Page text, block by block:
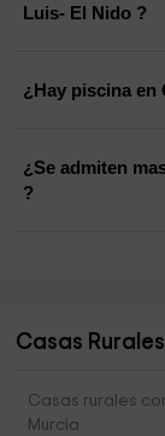
Luis- El Nido ?
¿Hay piscina en
¿Se admiten
?
Casas
Casas rurales
Murcia